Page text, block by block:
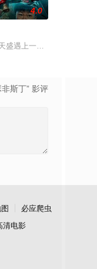
曲折式“开挂”。然而
一步步踏入在追求理
过程中，牵引出“婴胎
4.0
盛遇上一起离奇的神像杀
非斯丁” 影评
必应爬虫
清电影